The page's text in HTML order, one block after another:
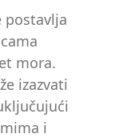
postavlja
mora.
izazvati
i